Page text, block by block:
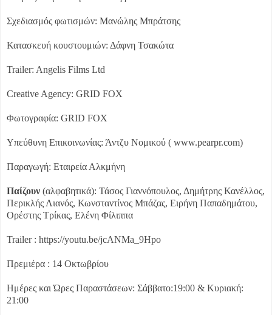
Σχεδιασμός φωτισμών: Μανώλης Μπράτσης
Κατασκευή κουστουμιών: Δάφνη Τσακώτα
Trailer: Angelis Films Ltd
Creative Agency: GRID FOX
Φωτογραφία: GRID FOX
Υπεύθυνη Επικοινωνίας: Άντζυ Νομικού ( www.pearpr.com)
Παραγωγή: Εταιρεία Αλκμήνη
Παίζουν (αλφαβητικά): Τάσος Γιαννόπουλος, Δημήτρης Κανέλλος,
Περικλής Λιανός, Κωνσταντίνος Μπάζας, Ειρήνη Παπαδημάτου,
Ορέστης Τρίκας, Ελένη Φίλιππα
Trailer : https://youtu.be/jcANMa_9Hpo
Πρεμιέρα : 14 Οκτωβρίου
Ημέρες και Ώρες Παραστάσεων: Σάββατο:19:00 & Κυριακή:
21:00